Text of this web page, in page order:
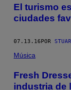
El turismo
ciudades
07.13.16POR
Música
Fresh
industria de